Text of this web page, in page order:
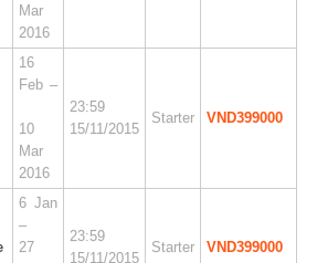
Mar
2016
16
Feb –
10
Mar
2016
23:59
15/11/2015
Starter VND399000
6 Jan
–
27
23:59
15/11/2015
Starter VND399000